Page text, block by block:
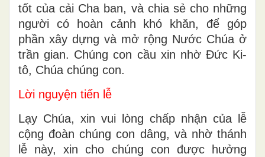
tốt của cải Cha ban, và chia sẻ cho những
người có hoàn cảnh khó khăn, để góp
phần xây dựng và mở rộng Nước Chúa ở
trần gian. Chúng con cầu xin nhờ Đức Ki-
tô, Chúa chúng con.
Lời nguyện tiến lễ
Lạy Chúa, xin vui lòng chấp nhận của lễ
cộng đoàn chúng con dâng, và nhờ thánh
lễ này, xin cho chúng con được hưởng